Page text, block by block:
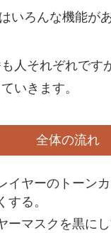
いろんな機能が
人それぞれです
いきます。
全体の流れ
イヤーのトーン
する。
ーマスクを黒に